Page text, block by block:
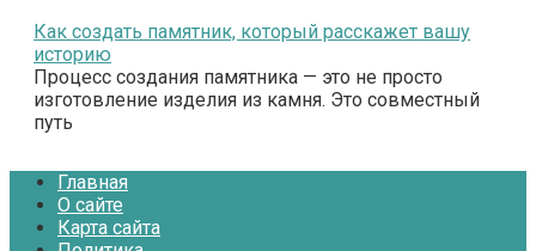
Как создать памятник, который расскажет вашу
историю
Процесс создания памятника — это не просто
изготовление изделия из камня. Это совместный
путь
Главная
О сайте
Карта сайта